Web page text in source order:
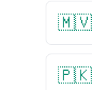
🇲🇻
🇵🇰